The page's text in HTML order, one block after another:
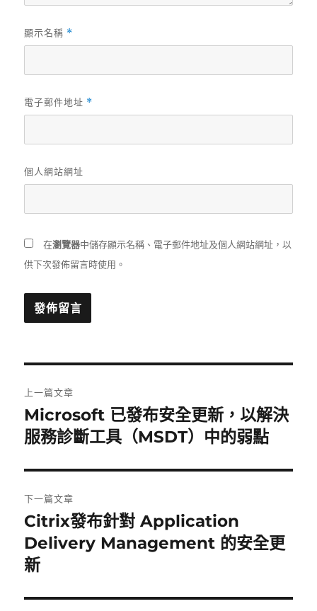
顯示名稱 *
電子郵件地址 *
個人網站網址
在瀏覽器中儲存顯示名稱、電子郵件地址及個人網站網址，以
供下次發佈留言時使用。
章
導
覽
上一篇文章
上
一
文
章:
Microsoft 已發布安全更新，以解決
服務診斷工具（MSDT）中的弱點
下一篇文章
下
一
篇
章:
Citrix發布針對 Application
Delivery Management 的安全更
新